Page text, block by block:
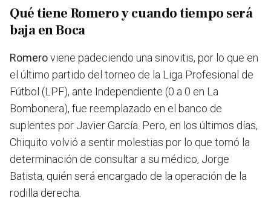
Qué tiene Romero y cuando tiempo será
baja en Boca
Romeroviene padeciendo una sinovitis, por lo que en
el último partido del torneo de la Liga Profesional de
Fútbol (LPF), ante Independiente (0 a 0 en La
Bombonera), fue reemplazado en el banco de
suplentes por Javier García. Pero, en los últimos días,
Chiquito volvió a sentir molestias por lo que tomó la
determinación de consultar a su médico, Jorge
Batista, quién será encargado de la operación de la
rodilla derecha.